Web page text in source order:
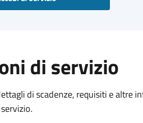
di servizio
di scadenze, requisiti e altre